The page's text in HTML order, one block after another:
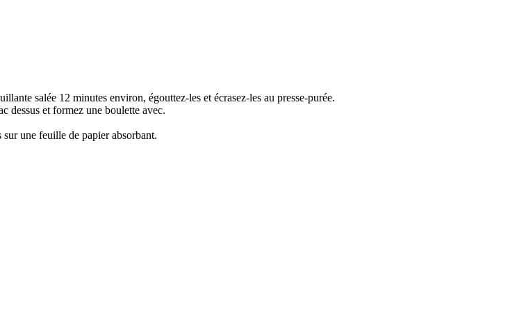
salée 12 minutes environ, égouttez-les et écrasez-les au presse-purée.
dessus et formez une boulette avec.
sur une feuille de papier absorbant.